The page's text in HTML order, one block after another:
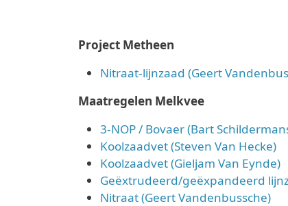
Project Metheen
Nitraat-lijnzaad (Geert
Maatregelen Melkvee
3-NOP / Bovaer (Bart
Koolzaadvet (Steven Van Hecke)
Koolzaadvet (Gieljam Van Eynde)
Geëxtrudeerd/geëxpandeerd
Nitraat (Geert Vandenbussche)